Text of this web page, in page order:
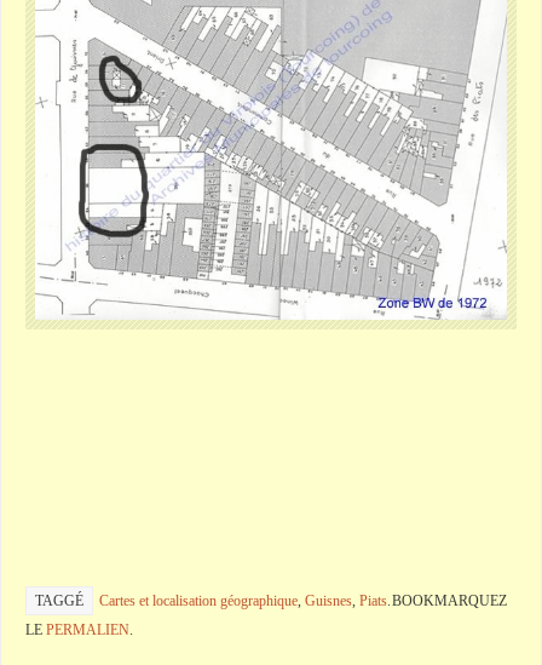
TAGGÉ Cartes et localisation géographique, Guisnes, Piats.BOOKMARQUEZ
LE PERMALIEN.